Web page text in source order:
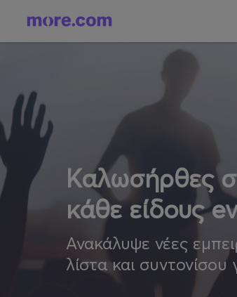
Καλωσήρθες
κάθε είδους
Ανακάλυψε νέες
λίστα και συντονίσου